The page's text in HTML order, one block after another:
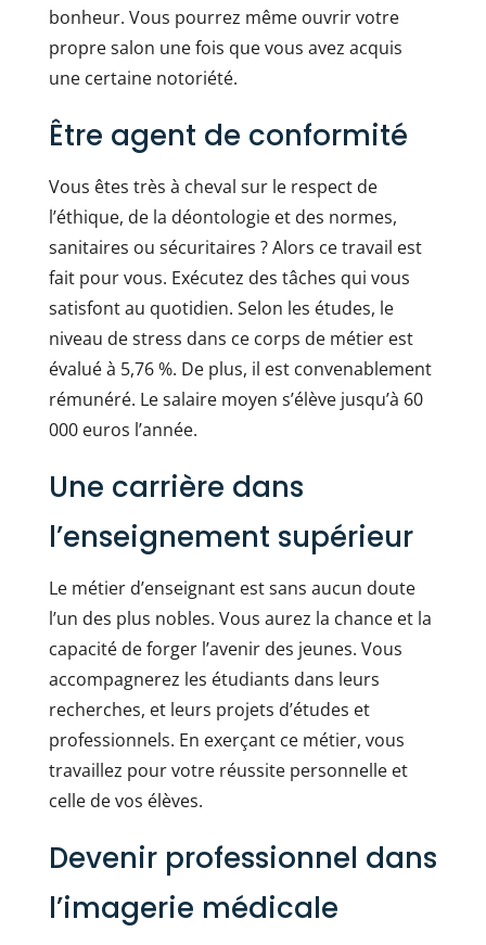
bonheur. Vous pourrez même ouvrir votre
propre salon une fois que vous avez acquis
une certaine notoriété.
Être agent de conformité
Vous êtes très à cheval sur le respect de
l’éthique, de la déontologie et des normes,
sanitaires ou sécuritaires ? Alors ce travail est
fait pour vous. Exécutez des tâches qui vous
satisfont au quotidien. Selon les études, le
niveau de stress dans ce corps de métier est
évalué à 5,76 %. De plus, il est convenablement
rémunéré. Le salaire moyen s’élève jusqu’à 60
000 euros l’année.
Une carrière dans
l’enseignement supérieur
Le métier d’enseignant est sans aucun doute
l’un des plus nobles. Vous aurez la chance et la
capacité de forger l’avenir des jeunes. Vous
accompagnerez les étudiants dans leurs
recherches, et leurs projets d’études et
professionnels. En exerçant ce métier, vous
travaillez pour votre réussite personnelle et
celle de vos élèves.
Devenir professionnel dans
l’imagerie médicale